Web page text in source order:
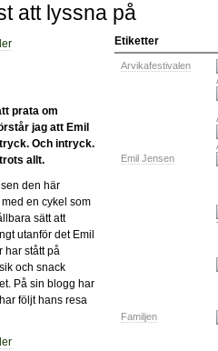
att lyssna på
Etiketter
Arvikafestivalen
Emil Jensen
Familjen
prata om
jag att Emil
Och intryck.
allt.
den här
en cykel som
sätt att
utanför det Emil
har stått på
och snack
På sin blogg har
följt hans resa